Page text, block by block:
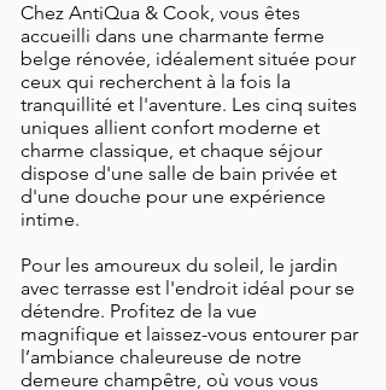
Chez AntiQua & Cook, vous êtes
accueilli dans une charmante ferme
belge rénovée, idéalement située pour
ceux qui recherchent à la fois la
tranquillité et l'aventure. Les cinq suites
uniques allient confort moderne et
charme classique, et chaque séjour
dispose d'une salle de bain privée et
d'une douche pour une expérience
intime.
​Pour les amoureux du soleil, le jardin
avec terrasse est l'endroit idéal pour se
détendre. Profitez de la vue
magnifique et laissez-vous entourer par
l’ambiance chaleureuse de notre
demeure champêtre, où vous vous